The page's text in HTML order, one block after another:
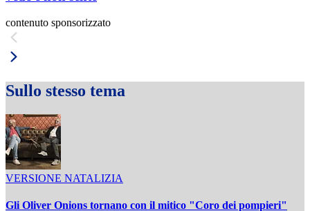
contenuto sponsorizzato
Sullo stesso tema
VERSIONE NATALIZIA
Gli Oliver Onions tornano con il mitico "Coro dei pompieri"